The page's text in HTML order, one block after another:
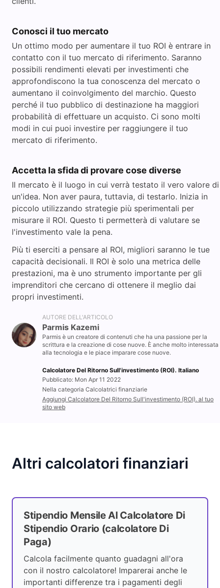
Conosci il tuo mercato
Un ottimo modo per aumentare il tuo ROI è entrare in
contatto con il tuo mercato di riferimento. Saranno
possibili rendimenti elevati per investimenti che
approfondiscono la tua conoscenza del mercato o
aumentano il coinvolgimento del marchio. Questo
perché il tuo pubblico di destinazione ha maggiori
probabilità di effettuare un acquisto. Ci sono molti
modi in cui puoi investire per raggiungere il tuo
mercato di riferimento.
Accetta la sfida di provare cose diverse
Il mercato è il luogo in cui verrà testato il vero valore di
un'idea. Non aver paura, tuttavia, di testarlo. Inizia in
piccolo utilizzando strategie più sperimentali per
misurare il ROI. Questo ti permetterà di valutare se
l'investimento vale la pena.
Più ti eserciti a pensare al ROI, migliori saranno le tue
capacità decisionali. Il ROI è solo una metrica delle
prestazioni, ma è uno strumento importante per gli
imprenditori che cercano di ottenere il meglio dai
propri investimenti.
AUTORE DELL'ARTICOLO
Parmis Kazemi
Parmis è un creatore di contenuti che ha una passione per la
scrittura e la creazione di cose nuove. È anche molto interessata
alla tecnologia e le piace imparare cose nuove.
Calcolatore Del Ritorno Sull'investimento (ROI). Italiano
Pubblicato: Mon Apr 11 2022
Nella categoria Calcolatrici finanziarie
Aggiungi Calcolatore Del Ritorno Sull'investimento (ROI). al tuo
sito web
Altri calcolatori finanziari
Stipendio Mensile Al Calcolatore Di
Stipendio Orario (calcolatore Di
Paga)
Calcola facilmente quanto guadagni all'ora
con il nostro calcolatore! Imparerai anche le
importanti differenze tra i pagamenti degli